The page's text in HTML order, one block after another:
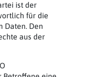
ist der
für die
Daten. Den
aus der